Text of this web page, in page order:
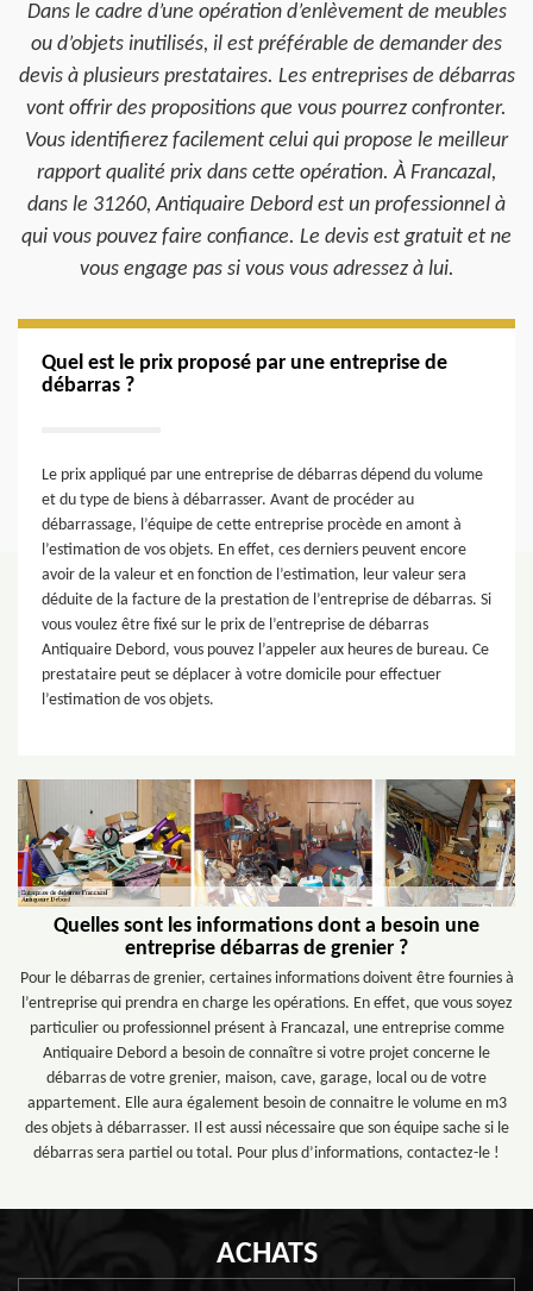
Dans le cadre d’une opération d’enlèvement de meubles
ou d’objets inutilisés, il est préférable de demander des
devis à plusieurs prestataires. Les entreprises de débarras
vont offrir des propositions que vous pourrez confronter.
Vous identifierez facilement celui qui propose le meilleur
rapport qualité prix dans cette opération. À Francazal,
dans le 31260, Antiquaire Debord est un professionnel à
qui vous pouvez faire confiance. Le devis est gratuit et ne
vous engage pas si vous vous adressez à lui.
Quel est le prix proposé par une entreprise de
débarras ?
Le prix appliqué par une entreprise de débarras dépend du volume
et du type de biens à débarrasser. Avant de procéder au
débarrassage, l’équipe de cette entreprise procède en amont à
l’estimation de vos objets. En effet, ces derniers peuvent encore
avoir de la valeur et en fonction de l’estimation, leur valeur sera
déduite de la facture de la prestation de l’entreprise de débarras. Si
vous voulez être fixé sur le prix de l’entreprise de débarras
Antiquaire Debord, vous pouvez l’appeler aux heures de bureau. Ce
prestataire peut se déplacer à votre domicile pour effectuer
l’estimation de vos objets.
Quelles sont les informations dont a besoin une
entreprise débarras de grenier ?
Pour le débarras de grenier, certaines informations doivent être fournies à
l’entreprise qui prendra en charge les opérations. En effet, que vous soyez
particulier ou professionnel présent à Francazal, une entreprise comme
Antiquaire Debord a besoin de connaître si votre projet concerne le
débarras de votre grenier, maison, cave, garage, local ou de votre
appartement. Elle aura également besoin de connaitre le volume en m3
des objets à débarrasser. Il est aussi nécessaire que son équipe sache si le
débarras sera partiel ou total. Pour plus d’informations, contactez-le !
ACHATS